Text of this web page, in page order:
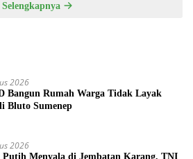
Selengkapnya
2026
Bangun Rumah Warga Tidak Layak
Bluto Sumenep
2026
Putih Menyala di Jembatan Karang, TNI